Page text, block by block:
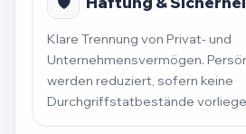
Klare Trennung von Privat- und
Unternehmensvermögen.
werden reduziert, sofern keine
Durchgriffstatbestände